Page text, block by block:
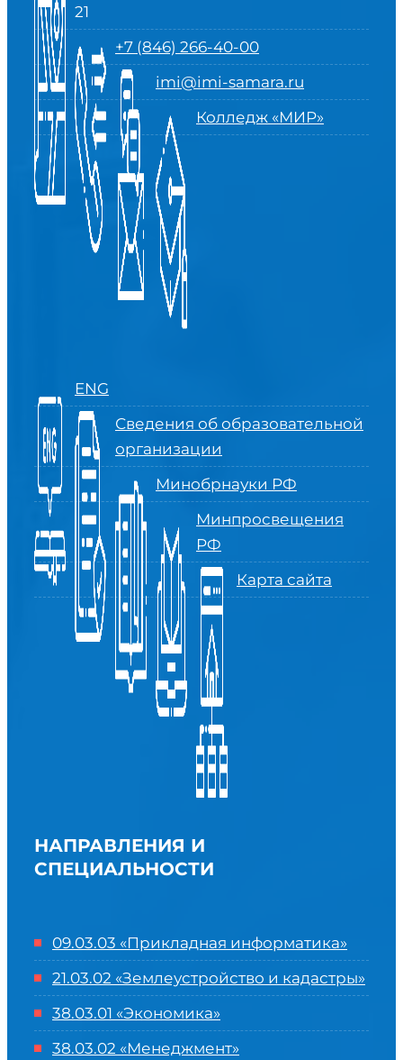
21
+7 (846) 266-40-00
imi@imi-samara.ru
Колледж «МИР»
ENG
Сведения об образовательной
организации
Минобрнауки РФ
Минпросвещения
РФ
Карта сайта
НАПРАВЛЕНИЯ И
СПЕЦИАЛЬНОСТИ
09.03.03 «Прикладная информатика»
21.03.02 «Землеустройство и кадастры»
38.03.01 «Экономика»
38.03.02 «Менеджмент»